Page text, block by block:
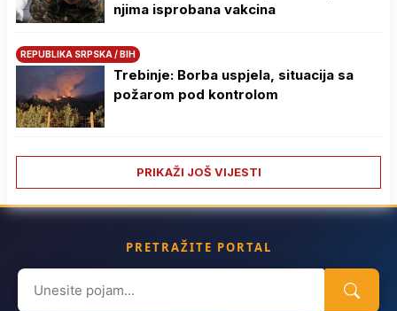
njima isprobana vakcina
REPUBLIKA SRPSKA / BIH
Trebinje: Borba uspjela, situacija sa
požarom pod kontrolom
PRIKAŽI JOŠ VIJESTI
PRETRAŽITE PORTAL
Search
for: